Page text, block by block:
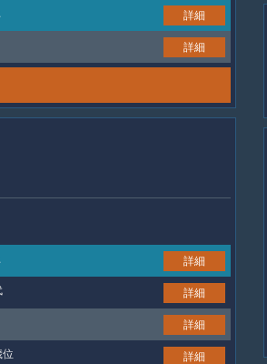
詳細
詳細
詳細
詳細
詳細
詳細